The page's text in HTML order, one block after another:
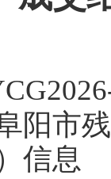
阳市
信息